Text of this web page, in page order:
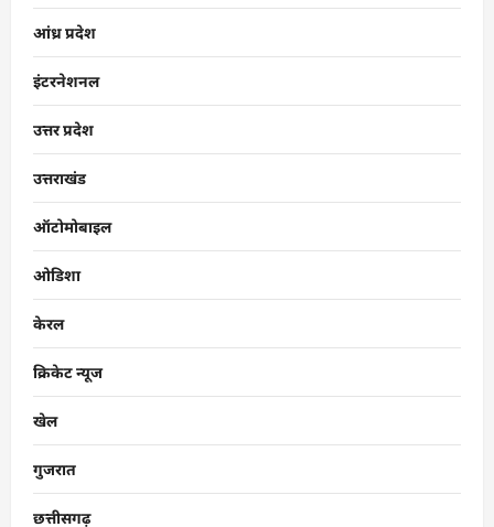
आंध्र प्रदेश
इंटरनेशनल
उत्तर प्रदेश
उत्तराखंड
ऑटोमोबाइल
ओडिशा
केरल
क्रिकेट न्यूज
खेल
गुजरात
छत्तीसगढ़